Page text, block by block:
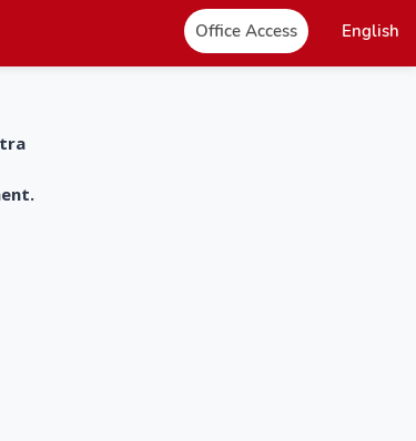
Office Access English